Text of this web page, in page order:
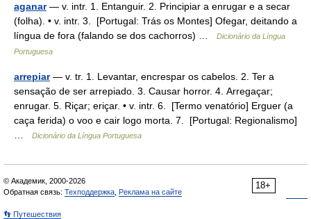
aganar— v. intr. 1. Entanguir. 2. Principiar a enrugar e a secar
(folha). • v. intr. 3. [Portugal: Trás os Montes] Ofegar, deitando a
língua de fora (falando se dos cachorros) …
Dicionário da Língua
Portuguesa
arrepiar— v. tr. 1. Levantar, encrespar os cabelos. 2. Ter a
sensação de ser arrepiado. 3. Causar horror. 4. Arregaçar;
enrugar. 5. Riçar; eriçar. • v. intr. 6. [Termo venatório] Erguer (a
caça ferida) o voo e cair logo morta. 7. [Portugal: Regionalismo]
Dicionário da Língua Portuguesa
18+
© Академик, 2000-2026
Обратная связь: Техподдержка Реклама на сайте
👣 Путешествия